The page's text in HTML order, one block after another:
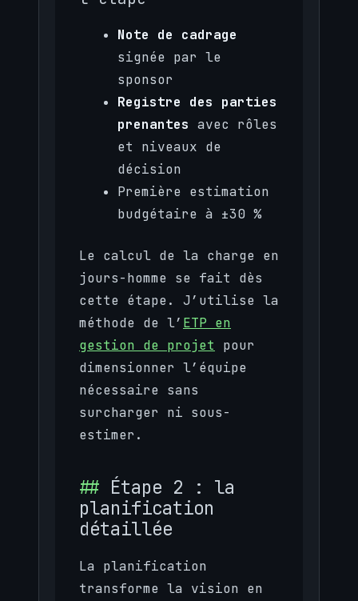
Note de cadrage
signée par le
sponsor
Registre des parties
prenantes avec rôles
et niveaux de
décision
Première estimation
budgétaire à ±30 %
Le calcul de la charge en
jours-homme se fait dès
cette étape. J’utilise la
méthode de l’ ETP en
gestion de projet pour
dimensionner l’équipe
nécessaire sans
surcharger ni sous-
estimer.
Étape 2 : la
planification
détaillée
La planification
transforme la vision en